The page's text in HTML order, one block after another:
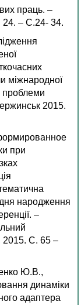
праць. –
24. – С.24- 34.
міжнародної
проблеми
2015.
при
народження
–
2015. С. 65 –
Ю.В.,
динаміки
адаптера